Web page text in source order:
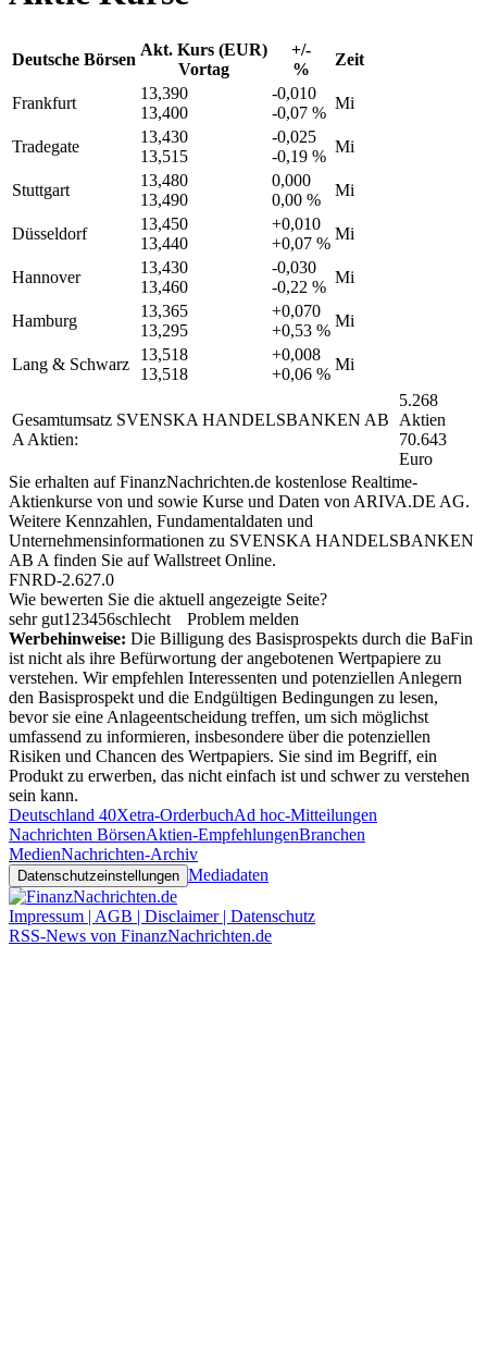
Deutsche Börsen
Akt. Kurs (EUR)
Vortag
+/-
%
Zeit
Frankfurt
13,390
13,400
-0,010
-0,07 %
Mi
Tradegate
13,430
13,515
-0,025
-0,19 %
Mi
Stuttgart
13,480
13,490
0,000
0,00 %
Mi
Düsseldorf
13,450
13,440
+0,010
+0,07 %
Mi
Hannover
13,430
13,460
-0,030
-0,22 %
Mi
Hamburg
13,365
13,295
+0,070
+0,53 %
Mi
Lang & Schwarz
13,518
13,518
+0,008
+0,06 %
Mi
Gesamtumsatz SVENSKA HANDELSBANKEN AB
A Aktien:
5.268
Aktien
70.643
Euro
Sie erhalten auf FinanzNachrichten.de kostenlose Realtime-
Aktienkurse von und sowie Kurse und Daten von ARIVA.DE AG.
Weitere Kennzahlen, Fundamentaldaten und
Unternehmensinformationen zu SVENSKA HANDELSBANKEN
AB A finden Sie aufWallstreet Online.
FNRD-2.627.0
Wie bewerten Sie die aktuell angezeigte Seite?
sehr gut1 23456schlecht
Problem melden
Werbehinweise: Die Billigung des Basisprospekts durch die BaFin
ist nicht als ihre Befürwortung der angebotenen Wertpapiere zu
verstehen. Wir empfehlen Interessenten und potenziellen Anlegern
den Basisprospekt und die Endgültigen Bedingungen zu lesen,
bevor sie eine Anlageentscheidung treffen, um sich möglichst
umfassend zu informieren, insbesondere über die potenziellen
Risiken und Chancen des Wertpapiers. Sie sind im Begriff, ein
Produkt zu erwerben, das nicht einfach ist und schwer zu verstehen
sein kann.
Deutschland 40Xetra-OrderbuchAd hoc-Mitteilungen
Nachrichten BörsenAktien-EmpfehlungenBranchen
MedienNachrichten-Archiv
Datenschutzeinstellungen Mediadaten
Impressum | AGB | Disclaimer | Datenschutz
RSS-News von FinanzNachrichten.de